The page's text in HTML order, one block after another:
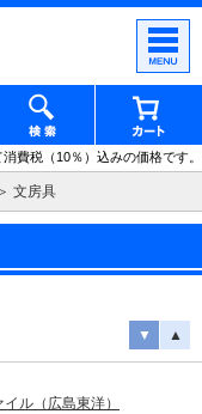
費税（10％）込みの価格です。
文房具
▼ ▲
ル（広島東洋）